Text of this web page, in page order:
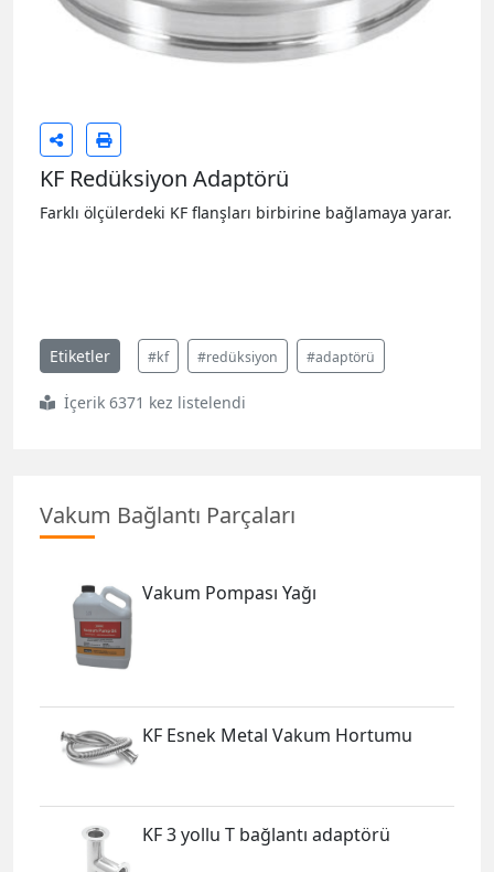
KF Redüksiyon Adaptörü
Farklı ölçülerdeki KF flanşları birbirine bağlamaya yarar.
Etiketler #kf #redüksiyon #adaptörü
İçerik 6371 kez listelendi
Vakum Bağlantı Parçaları
Vakum Pompası Yağı
KF Esnek Metal Vakum Hortumu
KF 3 yollu T bağlantı adaptörü